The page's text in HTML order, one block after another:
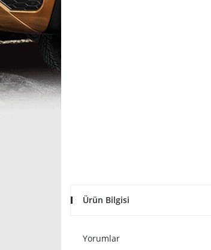
Ürün Bilgisi
Yorumlar